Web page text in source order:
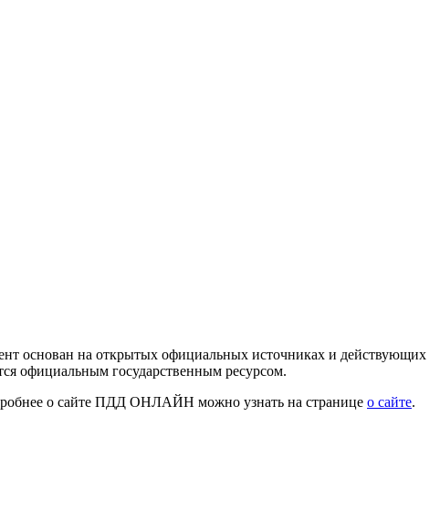
основан на открытых официальных источниках и действующих
официальным государственным ресурсом.
о сайте ПДД ОНЛАЙН можно узнать на странице о сайте.